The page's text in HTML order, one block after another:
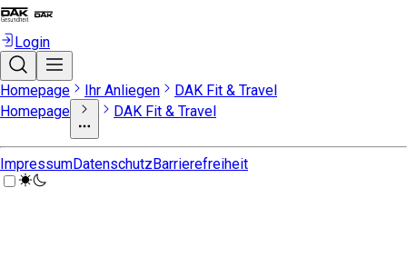
Login
Homepage Ihr Anliegen
DAK Fit & Travel
Homepage
DAK Fit & Travel
ImpressumDatenschutzBarrierefreiheit